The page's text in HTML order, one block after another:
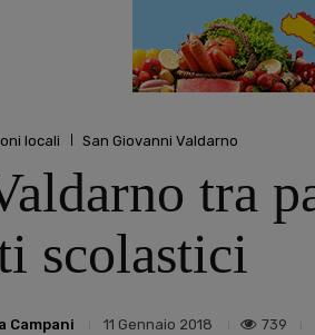
locali San Giovanni Valdarno
tra
scolastici
Campani 11 Gennaio 2018 739